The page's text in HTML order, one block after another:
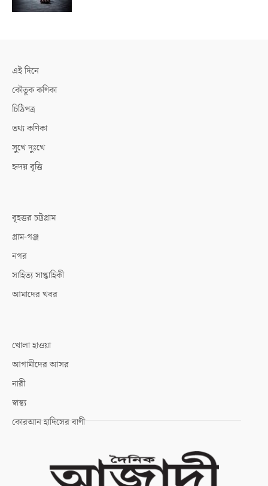
এই দিনে
কৌতুক কণিকা
চিঠিপত্র
তথ্য কণিকা
সুখে দুঃখে
হৃদয় বৃত্তি
বৃহত্তর চট্টগ্রাম
গ্রাম-গঞ্জ
নগর
সাহিত্য সাপ্তাহিকী
আমাদের খবর
খোলা হাওয়া
আগামীদের আসর
নারী
স্বাস্থ্য
কোরআন হাদিসের বাণী